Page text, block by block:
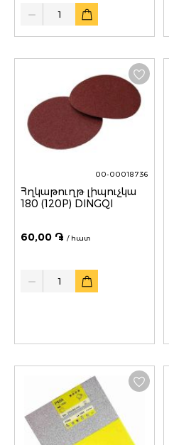
Quantity
00-00018736
Հղկաթուղթ լիպուչկա
180 (120P) DINGQI
60,00 ֏ / հատ